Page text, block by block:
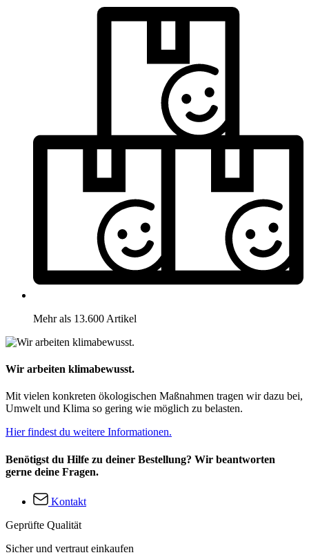
Mehr als 13.600 Artikel
Wir arbeiten klimabewusst.
Mit vielen konkreten ökologischen Maßnahmen tragen wir dazu bei,
Umwelt und Klima so gering wie möglich zu belasten.
Hier findest du weitere Informationen.
Benötigst du Hilfe zu deiner Bestellung? Wir beantworten
gerne deine Fragen.
Kontakt
Geprüfte Qualität
Sicher und vertraut einkaufen